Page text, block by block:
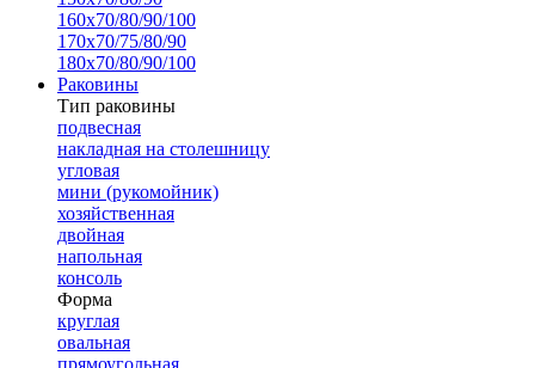
160х70/80/90/100
170х70/75/80/90
180х70/80/90/100
Раковины
Тип раковины
подвесная
накладная на столешницу
угловая
мини (рукомойник)
хозяйственная
двойная
напольная
консоль
Форма
круглая
овальная
прямоугольная